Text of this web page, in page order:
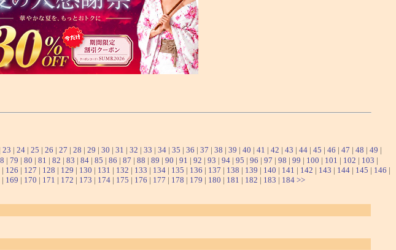
23 | 24 | 25 | 26 | 27 | 28 | 29 | 30 | 31 | 32 | 33 | 34 | 35 | 36 | 37 | 38 | 39 | 40 | 41 | 42 | 43 | 44 | 45 | 46 | 47 | 48 | 49 |
| 79 | 80 | 81 | 82 | 83 | 84 | 85 | 86 | 87 | 88 | 89 | 90 | 91 | 92 | 93 | 94 | 95 | 96 | 97 | 98 | 99 | 100 | 101 | 102 | 103 |
| 126 | 127 | 128 | 129 | 130 | 131 | 132 | 133 | 134 | 135 | 136 | 137 | 138 | 139 | 140 | 141 | 142 | 143 | 144 | 145 | 146 |
| 169 | 170 | 171 | 172 | 173 | 174 | 175 | 176 | 177 | 178 | 179 | 180 | 181 | 182 | 183 | 184 >>